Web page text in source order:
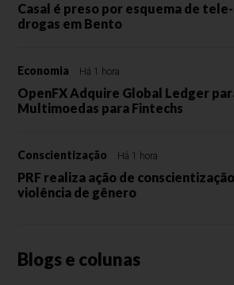
Casal é preso por esquema de
drogas em Bento
Economia Há 1 hora
OpenFX Adquire Global Ledger
Multimoedas para Fintechs
Conscientização Há 1 hora
PRF realiza ação de
violência de gênero
Blogs e colunas